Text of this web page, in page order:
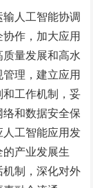
人工智能协调
作，加大应用
量发展和高水
理，建立应用
工作机制，妥
和数据安全保
工智能应用发
产业发展生
制，深化对外